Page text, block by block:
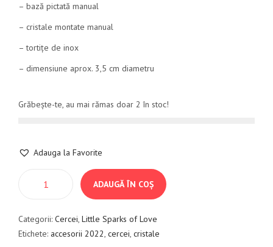
– bază pictată manual
– cristale montate manual
– tortițe de inox
– dimensiune aprox. 3,5 cm diametru
Grăbește-te, au mai rămas doar 2 în stoc!
Adauga la Favorite
ADAUGĂ ÎN COȘ
Categorii: Cercei, Little Sparks of Love
Etichete: accesorii 2022, cercei, cristale